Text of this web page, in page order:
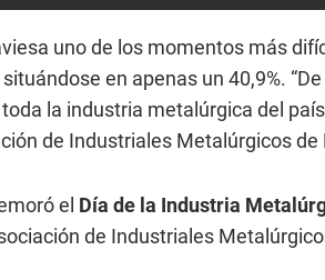
uno de los momentos más
en apenas un 40,9%.
la industria metalúrgica del
de Industriales Metalúrgicos de
el Día de la Industria
de Industriales